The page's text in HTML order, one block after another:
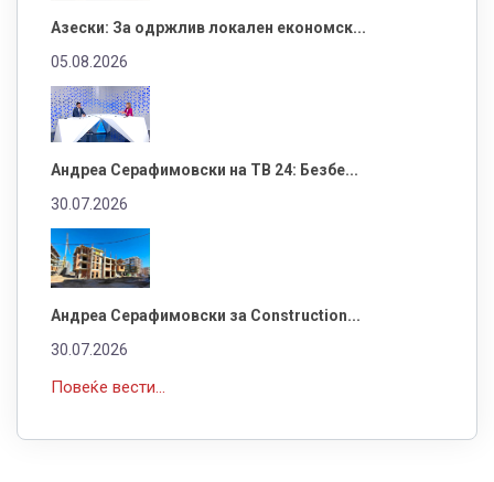
Азески: За одржлив локален економск...
05.08.2026
Андреа Серафимовски на ТВ 24: Безбе...
30.07.2026
Андреа Серафимовски за Construction...
30.07.2026
Повеќе вести...